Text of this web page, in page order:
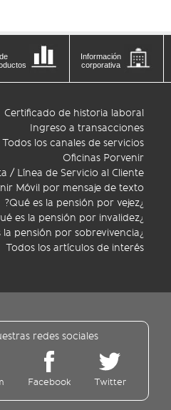
Información
corporativa
Certificado de historia laboral
Ingreso a transacciones
Todos los canales de servicios
Oficinas Porvenir
/ Línea de Servicio al Cliente
Móvil por mensaje de texto
¿Qué es la pensión por vejez?
¿Qué es la pensión por invalidez?
¿Qué es la pensión por sobrevivencia?
Todos los artículos de interés
redes sociales:
Twitter
Facebook